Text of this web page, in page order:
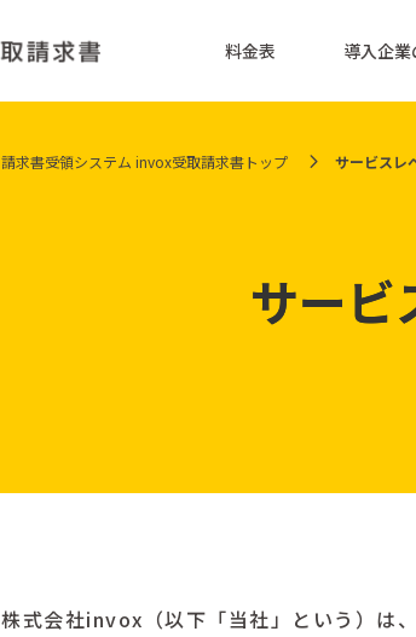
料金表 導入企
サービ
請求書受領システム invox受取請求書トップ サービスレ
株式会社invox（以下「当社」という）は